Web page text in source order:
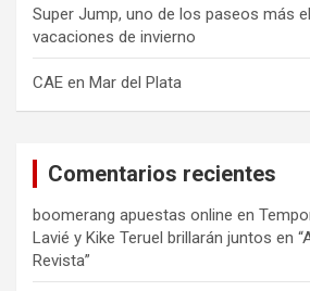
Super Jump, uno de los paseos más
vacaciones de invierno
CAE en Mar del Plata
Comentarios recientes
boomerang apuestas online en
Lavié y Kike Teruel brillarán juntos en
Revista”